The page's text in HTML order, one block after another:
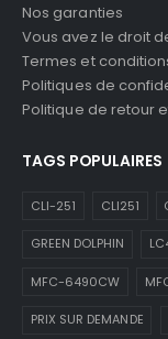
Nos garanties
Vous avez le droit
Termes et
Politiques de
Politique de retour
TAGS POPULAIRES
CLI-251 CLI251
GREEN DOLPHIN
MFC-6490CW
PRIX SUR DEMANDE